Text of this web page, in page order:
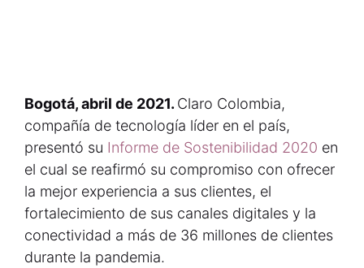
Bogotá, abril de 2021. Claro Colombia,
compañía de tecnología líder en el país,
presentó su Informe de Sostenibilidad 2020 en
el cual se reafirmó su compromiso con ofrecer
la mejor experiencia a sus clientes, el
fortalecimiento de sus canales digitales y la
conectividad a más de 36 millones de clientes
durante la pandemia.